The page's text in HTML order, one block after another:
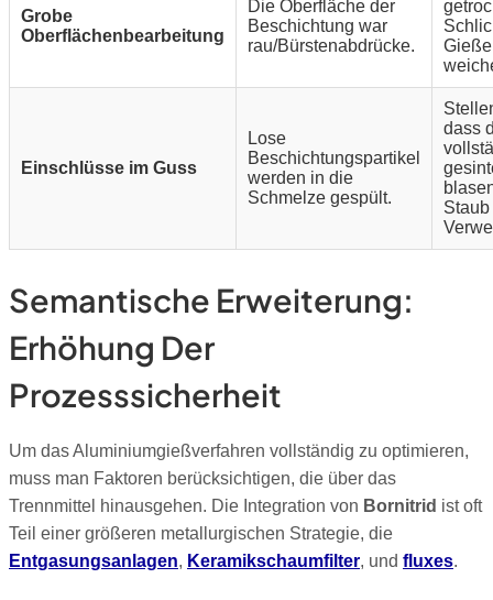
Grobe
Oberflächenbearbeitung
Die Oberfläche der
Beschichtung war
rau/Bürstenabdrücke.
Einschlüsse im Guss
Lose
Beschichtungspartikel
werden in die
Schmelze gespült.
dass
Semantische Erweiterung:
Erhöhung Der
Prozesssicherheit
Um das Aluminiumgießverfahren vollständig zu optimieren,
muss man Faktoren berücksichtigen, die über das
Trennmittel hinausgehen. Die Integration von Bornitrid ist oft
Teil einer größeren metallurgischen Strategie, die
Entgasungsanlagen, Keramikschaumfilter, und fluxes.